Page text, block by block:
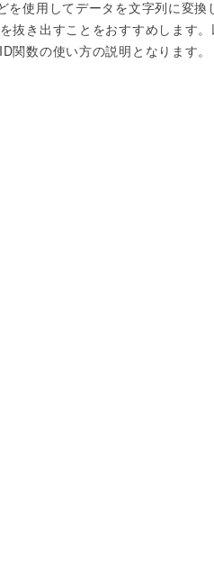
を使用してデータを文字列に変換
抜き出すことをおすすめします
関数の使い方の説明となります。